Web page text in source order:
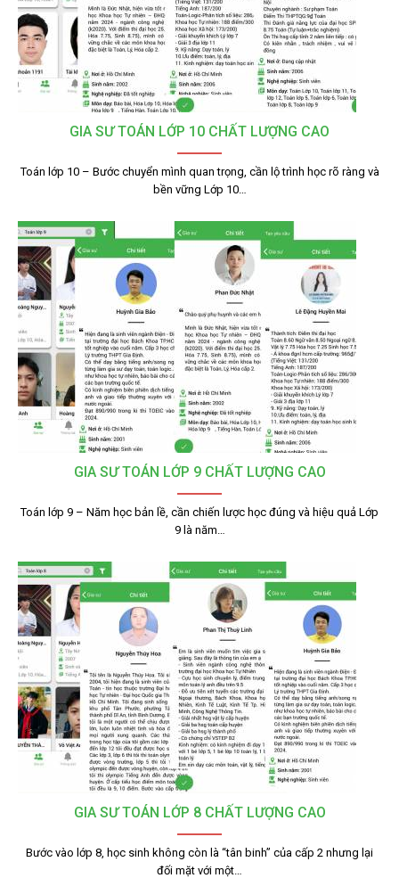
GIA SƯ TOÁN LỚP 10 CHẤT LƯỢNG CAO
Toán lớp 10 – Bước chuyển mình quan trọng, cần lộ trình học rõ ràng và
bền vững Lớp 10…
GIA SƯ TOÁN LỚP 9 CHẤT LƯỢNG CAO
Toán lớp 9 – Năm học bản lề, cần chiến lược học đúng và hiệu quả Lớp
9 là năm…
GIA SƯ TOÁN LỚP 8 CHẤT LƯỢNG CAO
Bước vào lớp 8, học sinh không còn là “tân binh” của cấp 2 nhưng lại
đối mặt với một…